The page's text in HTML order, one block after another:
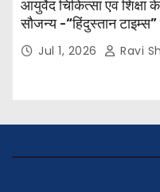
आयुर्वेद चिकित्सा एवं शिक्षा
सौजन्य -“हिंदुस्तान टाइम्स”
विवेक रंजन मैत्रेय (भा०प्र०
(भा०पु०से०) सिविल सर्जन,
Jul 1, 2026 Ravi